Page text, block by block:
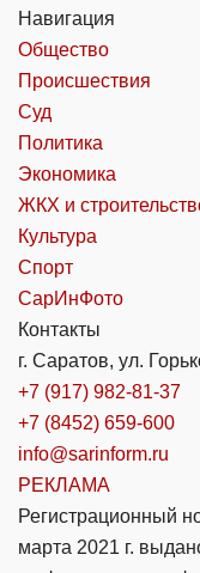
Навигация
Общество
Происшествия
Суд
Политика
Экономика
ЖКХ и
Культура
Спорт
СарИнФото
Контакты
г. Саратов, ул.
+7 (917) 982-81-37
+7 (8452) 659-600
info@sarinform.ru
РЕКЛАМА
Регистрационный
марта 2021 г.